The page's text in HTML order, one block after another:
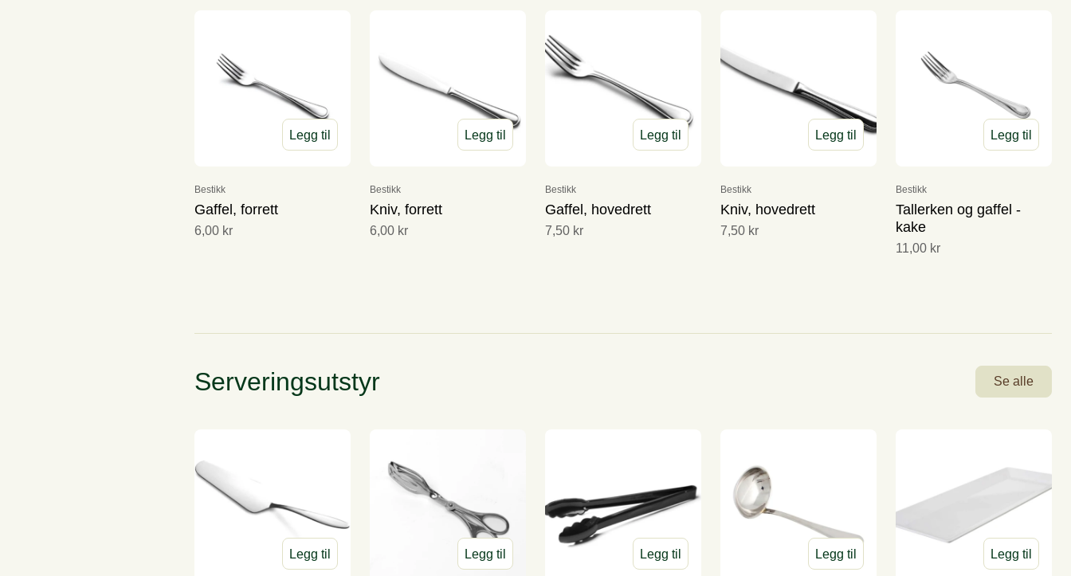
Legg til
Bestikk
Gaffel, forrett
6,00 kr
Legg til
Bestikk
Kniv, forrett
6,00 kr
Legg til
Bestikk
Gaffel, hovedrett
7,50 kr
Legg til
Bestikk
Kniv, hovedrett
7,50 kr
Legg til
Bestikk
Tallerken og gaffel -
kake
11,00 kr
Serveringsutstyr Se alle
Legg til Legg til Legg til Legg til Legg til